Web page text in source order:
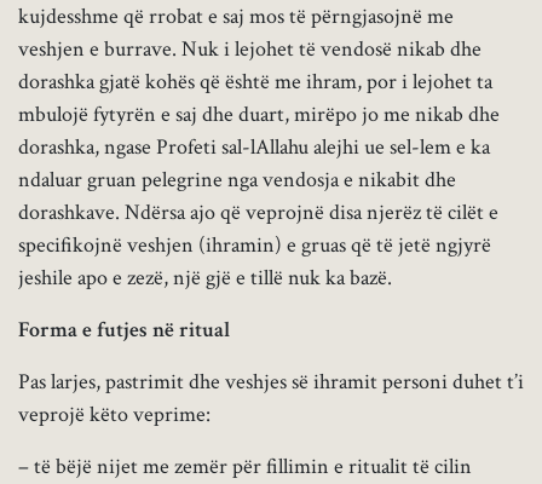
kujdesshme që rrobat e saj mos të përngjasojnë me
veshjen e burrave. Nuk i lejohet të vendosë nikab dhe
dorashka gjatë kohës që është me ihram, por i lejohet ta
mbulojë fytyrën e saj dhe duart, mirëpo jo me nikab dhe
dorashka, ngase Profeti sal-lAllahu alejhi ue sel-lem e ka
ndaluar gruan pelegrine nga vendosja e nikabit dhe
dorashkave. Ndërsa ajo që veprojnë disa njerëz të cilët e
specifikojnë veshjen (ihramin) e gruas që të jetë ngjyrë
jeshile apo e zezë, një gjë e tillë nuk ka bazë.
Forma e futjes në ritual
Pas larjes, pastrimit dhe veshjes së ihramit personi duhet t’i
veprojë këto veprime:
– të bëjë nijet me zemër për fillimin e ritualit të cilin